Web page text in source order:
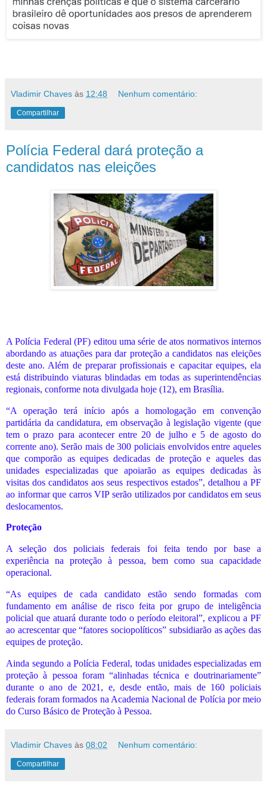
Vladimir Chaves às 12:48 Nenhum comentário:
Compartilhar
Polícia Federal dará proteção a
candidatos nas eleições
A Polícia Federal (PF) editou uma série de atos normativos internos
abordando as atuações para dar proteção a candidatos nas eleições
deste ano. Além de preparar profissionais e capacitar equipes, ela
está distribuindo viaturas blindadas em todas as superintendências
regionais, conforme nota divulgada hoje (12), em Brasília.
“A operação terá início após a homologação em convenção
partidária da candidatura, em observação à legislação vigente (que
tem o prazo para acontecer entre 20 de julho e 5 de agosto do
corrente ano). Serão mais de 300 policiais envolvidos entre aqueles
que comporão as equipes dedicadas de proteção e aqueles das
unidades especializadas que apoiarão as equipes dedicadas às
visitas dos candidatos aos seus respectivos estados”, detalhou a PF
ao informar que carros VIP serão utilizados por candidatos em seus
deslocamentos.
Proteção
A seleção dos policiais federais foi feita tendo por base a
experiência na proteção à pessoa, bem como sua capacidade
operacional.
“As equipes de cada candidato estão sendo formadas com
fundamento em análise de risco feita por grupo de inteligência
policial que atuará durante todo o período eleitoral”, explicou a PF
ao acrescentar que “fatores sociopolíticos” subsidiarão as ações das
equipes de proteção.
Ainda segundo a Polícia Federal, todas unidades especializadas em
proteção à pessoa foram “alinhadas técnica e doutrinariamente”
durante o ano de 2021, e, desde então, mais de 160 policiais
federais foram formados na Academia Nacional de Polícia por meio
do Curso Básico de Proteção à Pessoa.
Vladimir Chaves às 08:02 Nenhum comentário:
Compartilhar